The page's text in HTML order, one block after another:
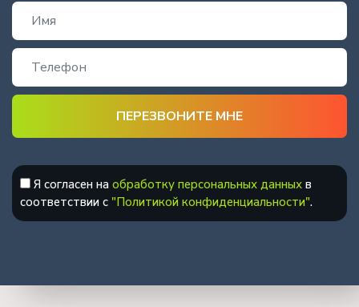
Я согласен на обработку персональных данных в
соответствии с "Политикой конфиденциальности".